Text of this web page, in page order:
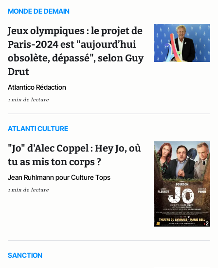
MONDE DE DEMAIN
Jeux olympiques : le projet de
Paris-2024 est "aujourd’hui
obsolète, dépassé", selon Guy
Drut
Atlantico Rédaction
1 min de lecture
ATLANTI CULTURE
"Jo" d'Alec Coppel : Hey Jo, où
tu as mis ton corps ?
Jean Ruhlmann pour Culture Tops
1 min de lecture
SANCTION